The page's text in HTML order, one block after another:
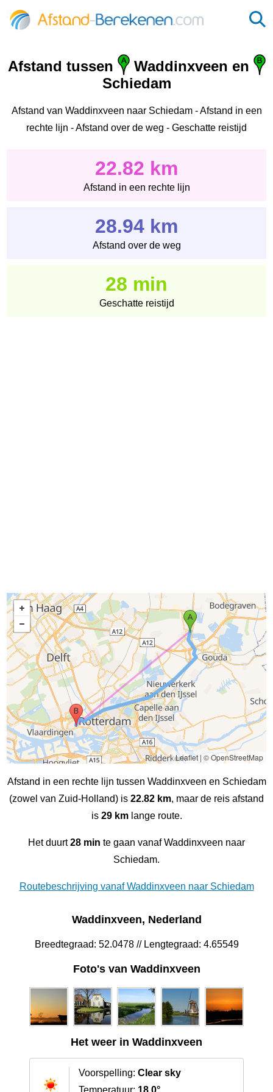
Afstand tussen
Waddinxveen en
Schiedam
Afstand van Waddinxveen naar Schiedam - Afstand in een
rechte lijn - Afstand over de weg - Geschatte reistijd
22.82 km
Afstand in een rechte lijn
28.94 km
Afstand over de weg
28 min
Geschatte reistijd
Leaflet|© OpenStreetMap
Afstand in een rechte lijn tussen Waddinxveen en Schiedam
(zowel van Zuid-Holland) is 22.82 km, maar de reis afstand
is 29 kmlange route.
Het duurt28 min te gaan vanaf Waddinxveen naar
Schiedam.
Routebeschrijving vanaf Waddinxveen naar Schiedam
Waddinxveen, Nederland
Breedtegraad: 52.0478 // Lengtegraad: 4.65549
Foto's van Waddinxveen
Het weer in Waddinxveen
Voorspelling: Clear sky